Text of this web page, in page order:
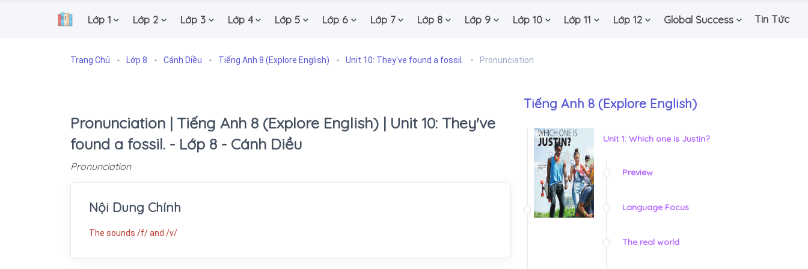
. Lớp 1 Lớp 2 Lớp 3 Lớp 4 Lớp 5 Lớp 6 Lớp 7 Lớp 8 Lớp 9 Lớp 10 Lớp 11 Lớp 12 Global Success Tin Tức
Trang Chủ Lớp 8 Cánh Diều Tiếng Anh 8 (Explore English) Unit 10: They've found a fossil. Pronunciation
Pronunciation | Tiếng Anh 8 (Explore English) | Unit 10: They've
found a fossil. - Lớp 8 - Cánh Diều
Pronunciation
Nội Dung Chính
The sounds /f/ and /v/
Tiếng Anh 8 (Explore English)
Unit 1: Which one is Justin?
Preview
Language Focus
The real world